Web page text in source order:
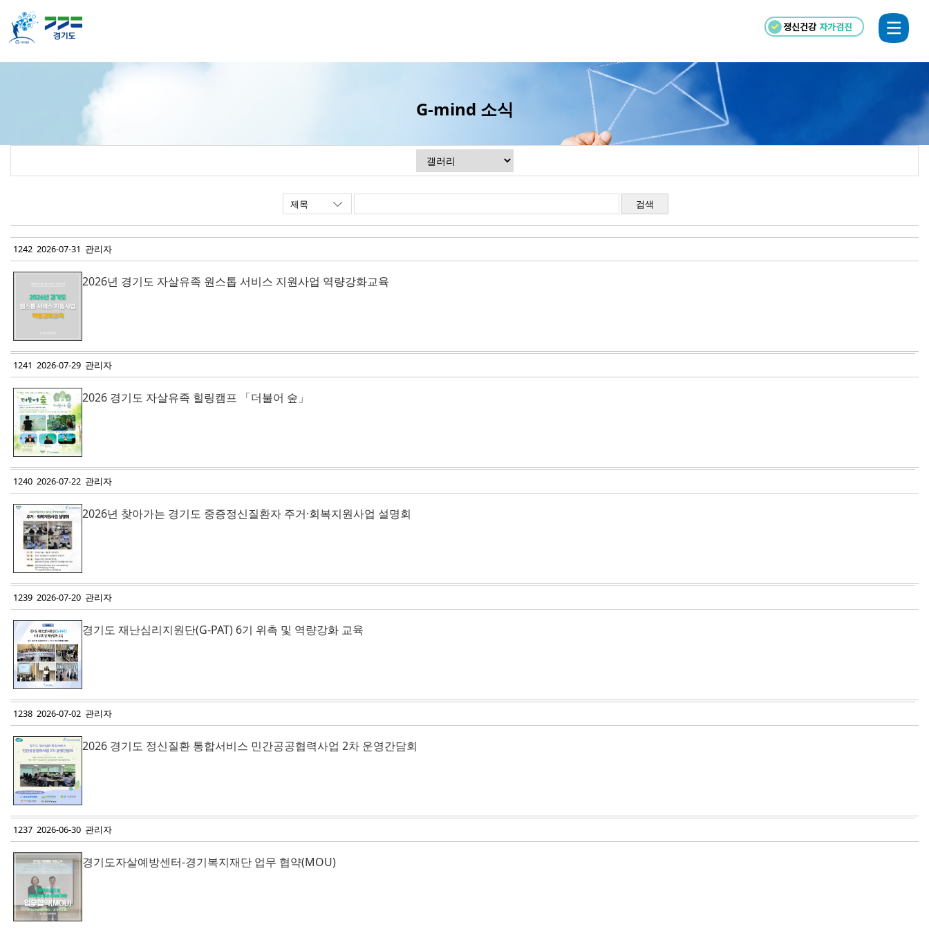
정신건강자가검진
G-mind 소식
검색
1242 2026-07-31 관리자
2026년 경기도 자살유족 원스톱 서비스 지원사업 역량강화교육
1241 2026-07-29 관리자
2026 경기도 자살유족 힐링캠프 「더불어 숲」
1240 2026-07-22 관리자
2026년 찾아가는 경기도 중증정신질환자 주거·회복지원사업 설명회
1239 2026-07-20 관리자
경기도 재난심리지원단(G-PAT) 6기 위촉 및 역량강화 교육
1238 2026-07-02 관리자
2026 경기도 정신질환 통합서비스 민간공공협력사업 2차 운영간담회
1237 2026-06-30 관리자
경기도자살예방센터-경기복지재단 업무 협약(MOU)